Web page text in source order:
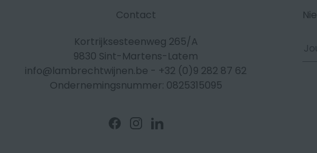
Contact
Kortrijksesteenweg 265/A
9830 Sint-Martens-Latem
info@lambrechtwijnen.be - +32 (0)9 282 87 62
Ondernemingsnummer: 0825315095
Volg
ons
Volg
ons
Volg
ons